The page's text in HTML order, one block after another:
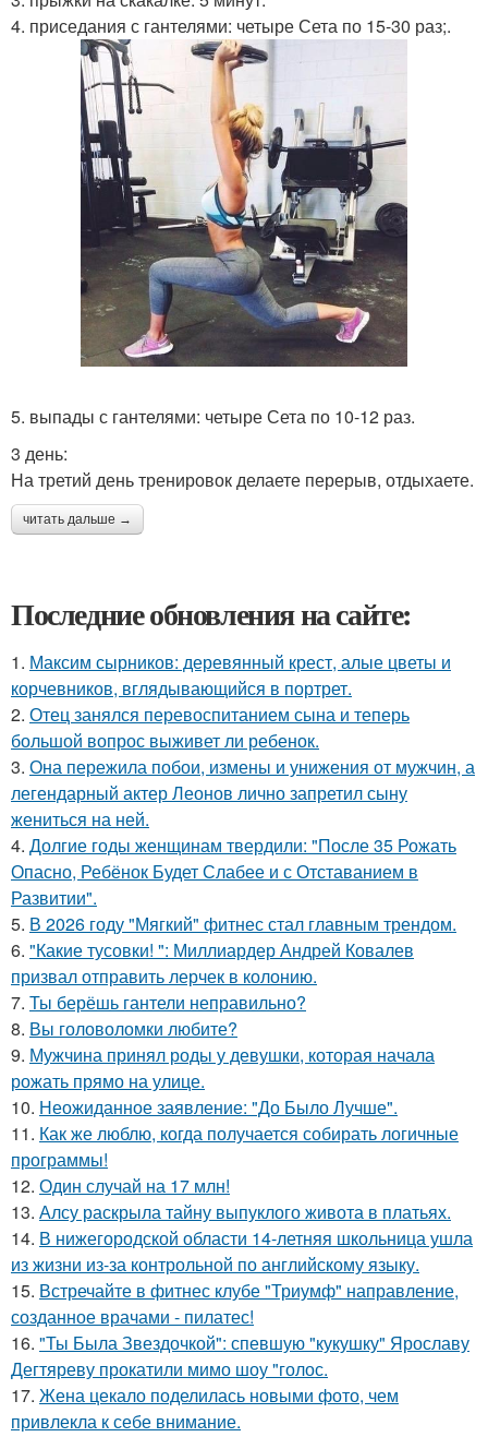
4. приседания с гантелями: четыре Сета по 15-30 раз;.
5. выпады с гантелями: четыре Сета по 10-12 раз.
3 день:
На третий день тренировок делаете перерыв, отдыхаете.
читать дальше →
Последние обновления на сайте:
1. Максим сырников: деревянный крест, алые цветы и
корчевников, вглядывающийся в портрет.
2. Отец занялся перевоспитанием сына и теперь
большой вопрос выживет ли ребенок.
3. Она пережила побои, измены и унижения от мужчин, а
легендарный актер Леонов лично запретил сыну
жениться на ней.
4. Долгие годы женщинам твердили: "После 35 Рожать
Опасно, Ребёнок Будет Слабее и с Отставанием в
Развитии".
5. В 2026 году "Мягкий" фитнес стал главным трендом.
6. "Какие тусовки! ": Миллиардер Андрей Ковалев
призвал отправить лерчек в колонию.
7. Ты берёшь гантели неправильно?
8. Вы головоломки любите?
9. Мужчина принял роды у девушки, которая начала
рожать прямо на улице.
10. Неожиданное заявление: "До Было Лучше".
11. Как же люблю, когда получается собирать логичные
программы!
12. Один случай на 17 млн!
13. Алсу раскрыла тайну выпуклого живота в платьях.
14. В нижегородской области 14-летняя школьница ушла
из жизни из-за контрольной по английскому языку.
15. Встречайте в фитнес клубе "Триумф" направление,
созданное врачами - пилатес!
16. "Ты Была Звездочкой": спевшую "кукушку" Ярославу
Дегтяреву прокатили мимо шоу "голос.
17. Жена цекало поделилась новыми фото, чем
привлекла к себе внимание.